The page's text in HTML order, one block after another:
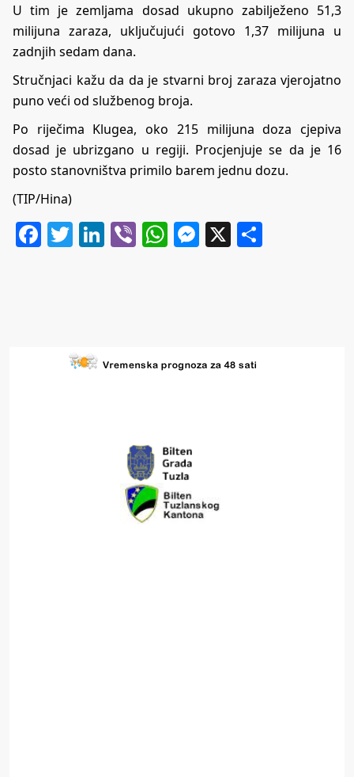
U tim je zemljama dosad ukupno zabilježeno 51,3
milijuna zaraza, uključujući gotovo 1,37 milijuna u
zadnjih sedam dana.
Stručnjaci kažu da da je stvarni broj zaraza vjerojatno
puno veći od službenog broja.
Po riječima Klugea, oko 215 milijuna doza cjepiva
dosad je ubrizgano u regiji. Procjenjuje se da je 16
posto stanovništva primilo barem jednu dozu.
(TIP/Hina)
Facebook
Twitter
LinkedIn
ViberWhatsApp
Messenger
X